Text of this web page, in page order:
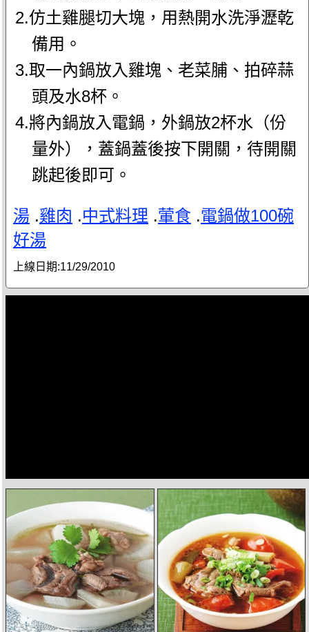
2.仿土雞腿切大塊，用熱開水洗淨瀝乾
備用。
3.取一內鍋放入雞塊、老菜脯、拍碎蒜
頭及水8杯。
4.將內鍋放入電鍋，外鍋放2杯水（份
量外），蓋鍋蓋後按下開關，待開關
跳起後即可。
湯 .雞肉 .中式料理 .葷食 .電鍋做100碗
好湯
上線日期:11/29/2010